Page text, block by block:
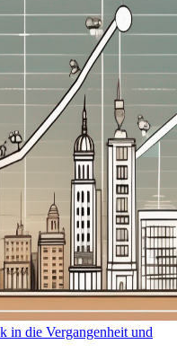
in die Vergangenheit und